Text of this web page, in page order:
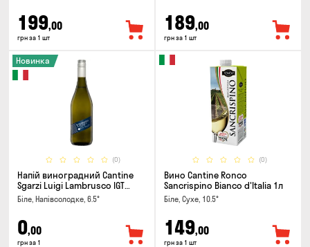
199,00
грн за 1 шт
189,00
грн за 1 шт
(0)
Новинка
Напій виноградний Cantine
Sgarzi Luigi Lambrusco IGT
Emilia Bianca Frizziante 0.75л
Біле, Напівсолодке, 6.5°
0,00
грн за 1
(0)
Вино Cantine Ronco
Sancrispino Bianco d'Italia 1л
Біле, Сухе, 10.5°
149,00
грн за 1 шт